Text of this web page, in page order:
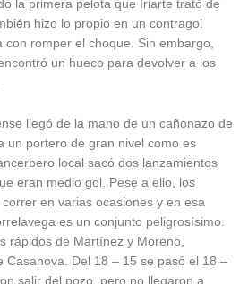
la primera pelota que Iriarte trató de
hizo lo propio en un contragol
con romper el choque. Sin embargo,
un hueco para devolver a los
llegó de la mano de un cañonazo de
un portero de gran nivel como es
local sacó dos lanzamientos
eran medio gol. Pese a ello, los
en varias ocasiones y en esa
es un conjunto peligrosísimo.
rápidos de Martínez y Moreno,
Casanova. Del 18 – 15 se pasó el 18 –
salir del pozo, pero no llegaron a